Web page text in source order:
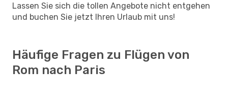
Lassen Sie sich die tollen Angebote nicht entgehen
und buchen Sie jetzt Ihren Urlaub mit uns!
Häufige Fragen zu Flügen von
Rom nach Paris